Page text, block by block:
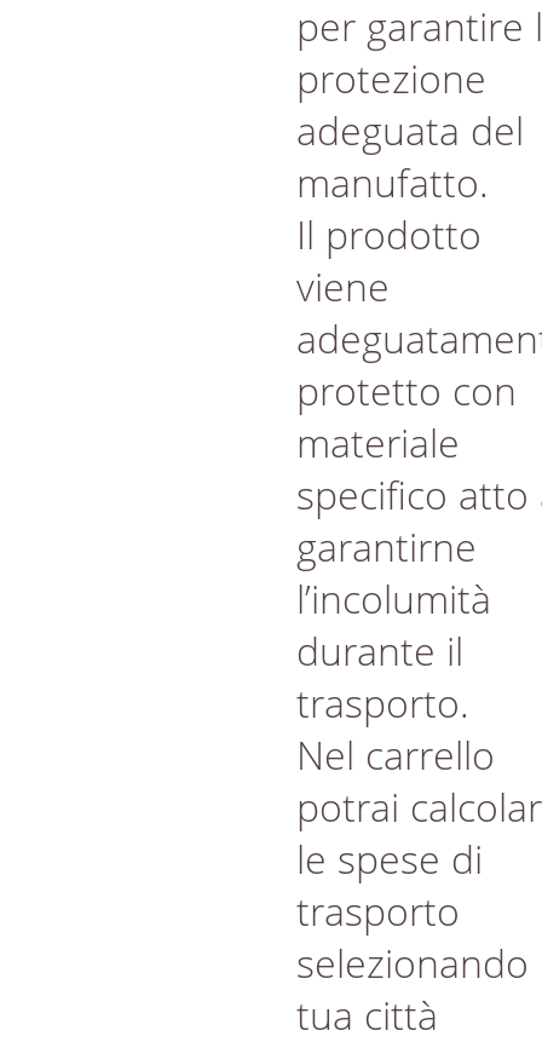
per garantire
protezione
adeguata del
manufatto.
Il prodotto
viene
protetto con
materiale
specifico atto
garantirne
l’incolumità
durante il
trasporto.
Nel carrello
potrai
le spese di
trasporto
selezionando
tua città